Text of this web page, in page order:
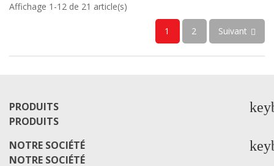
Affichage 1-12 de 21 article(s)
1 2 Suivant 
PRODUITS
PRODUITS
NOTRE SOCIÉTÉ
NOTRE SOCIÉTÉ